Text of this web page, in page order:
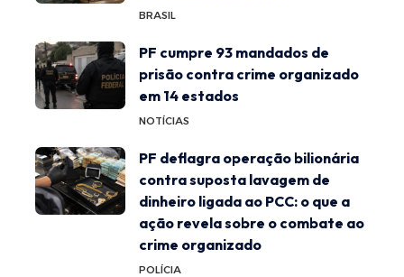
BRASIL
PF cumpre 93 mandados de
prisão contra crime organizado
em 14 estados
NOTÍCIAS
PF deflagra operação bilionária
contra suposta lavagem de
dinheiro ligada ao PCC: o que a
ação revela sobre o combate ao
crime organizado
POLÍCIA